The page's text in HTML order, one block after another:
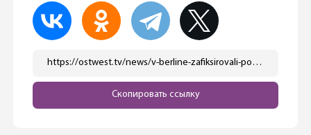
https://ostwest.tv/news/v-berline-zafiksirovali-povyshennuju-radiaciju-posle-avarii-u-zdaniya-razvedki/
Скопировать ссылку